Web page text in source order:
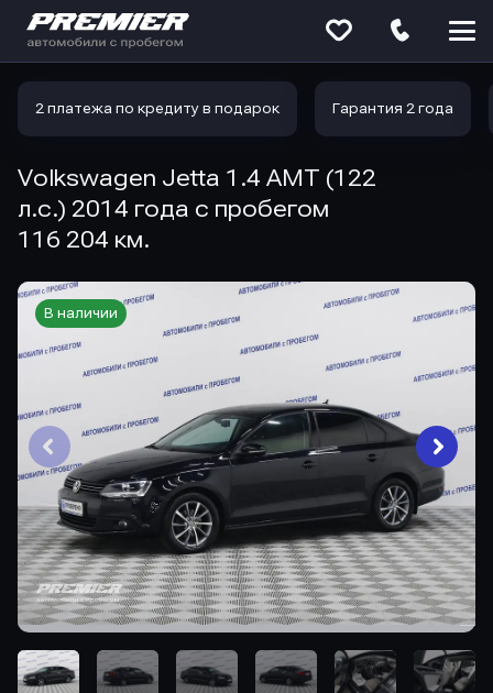
2 платежа по кредиту в подарок Гарантия 2 года
Volkswagen Jetta 1.4 AMT (122
л.с.) 2014 года с пробегом
116 204 км.
В наличии